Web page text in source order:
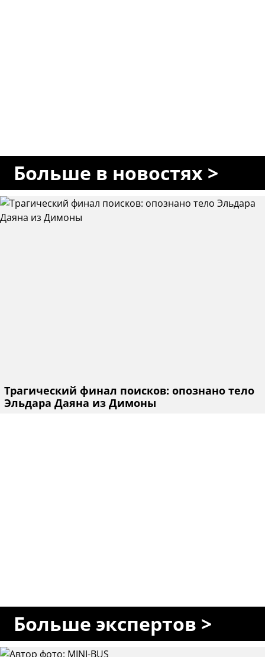
Больше в новостях >
Трагический финал поисков: опознано тело
Эльдара Даяна из Димоны
Больше экспертов >